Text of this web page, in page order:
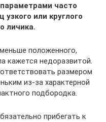
часто
или круглого
личика.
положенного,
кажется недоразвитой.
размером
из-за характерной
подбородка.
прибегать к